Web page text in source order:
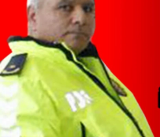
SAĞLIK
SPOR
11:11 MANŞET